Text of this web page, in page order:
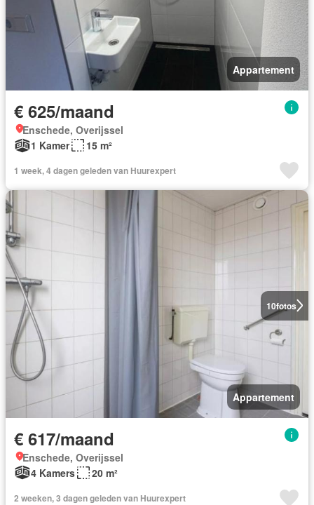
Appartement
€ 625/maand
Enschede, Overijssel
1 Kamer
15 m²
1 week, 4 dagen geleden van Huurexpert
10fotos
Appartement
€ 617/maand
Enschede, Overijssel
4 Kamers
20 m²
2 weeken, 3 dagen geleden van Huurexpert